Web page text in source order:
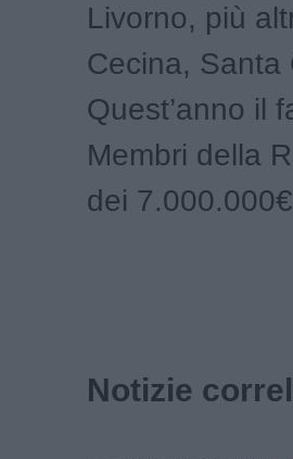
Livorno, più
Cecina, Santa
Quest’anno il
Membri della
dei 7.000.000€
Notizie